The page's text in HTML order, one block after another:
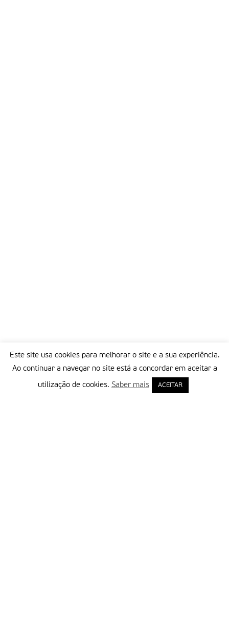
Este site usa cookies para melhorar o site e a sua experiência.
Ao continuar a navegar no site está a concordar em aceitar a
utilização de cookies. Saber mais ACEITAR